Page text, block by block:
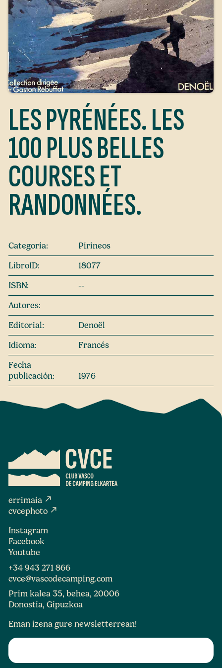
LES PYRÉNÉES. LES
100 PLUS BELLES
COURSES ET
RANDONNÉES.
Categoría:
Pirineos
LibroID:
18077
ISBN:
--
Autores:
Editorial:
Denoël
Idioma:
Francés
Fecha
publicación:
1976
errimaia north_east
cvcephoto north_east
Instagram
Facebook
Youtube
+34 943 271 866
cvce@vascodecamping.com
Prim kalea 35, behea, 20006
Donostia, Gipuzkoa
Eman izena gure newsletterrean!